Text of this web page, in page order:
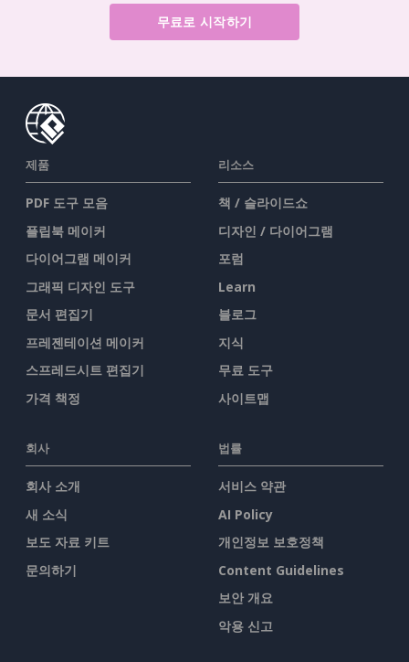
무료로 시작하기
제품
PDF 도구 모음
플립북 메이커
다이어그램 메이커
그래픽 디자인 도구
문서 편집기
프레젠테이션 메이커
스프레드시트 편집기
가격 책정
리소스
책 / 슬라이드쇼
디자인 / 다이어그램
포럼
Learn
블로그
지식
무료 도구
사이트맵
회사
회사 소개
새 소식
보도 자료 키트
문의하기
법률
서비스 약관
AI Policy
개인정보 보호정책
Content Guidelines
보안 개요
악용 신고